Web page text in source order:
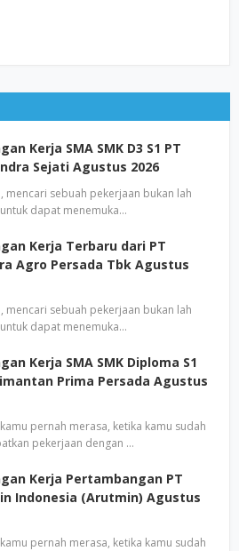
Kerja SMA SMK D3 S1 PT
Sejati Agustus 2026
mencari sebuah pekerjaan bukan lah
dapat menemuka…
Kerja Terbaru dari PT
Agro Persada Tbk Agustus
mencari sebuah pekerjaan bukan lah
dapat menemuka…
Kerja SMA SMK Diploma S1
Prima Persada Agustus
pernah merasa, ketika kamu sudah
pekerjaan dengan …
Kerja Pertambangan PT
Indonesia (Arutmin) Agustus
pernah merasa, ketika kamu sudah